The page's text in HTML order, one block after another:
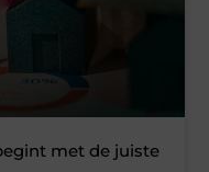
met de juiste